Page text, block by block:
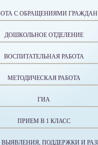
С ОБРАЩЕНИЯМИ ГРАЖДАН
ДОШКОЛЬНОЕ ОТДЕЛЕНИЕ
ВОСПИТАТЕЛЬНАЯ РАБОТА
МЕТОДИЧЕСКАЯ РАБОТА
ГИА
ПРИЕМ В 1 КЛАСС
ПОДДЕРЖКИ И